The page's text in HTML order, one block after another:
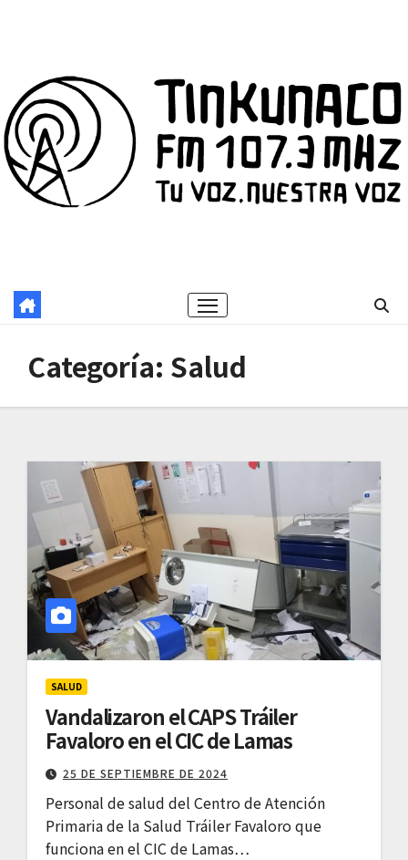
Categoría: Salud
SALUD
Vandalizaron el CAPS Tráiler
Favaloro en el CIC de Lamas
25 DE SEPTIEMBRE DE 2024
Personal de salud del Centro de Atención
Primaria de la Salud Tráiler Favaloro que
funciona en el CIC de Lamas…